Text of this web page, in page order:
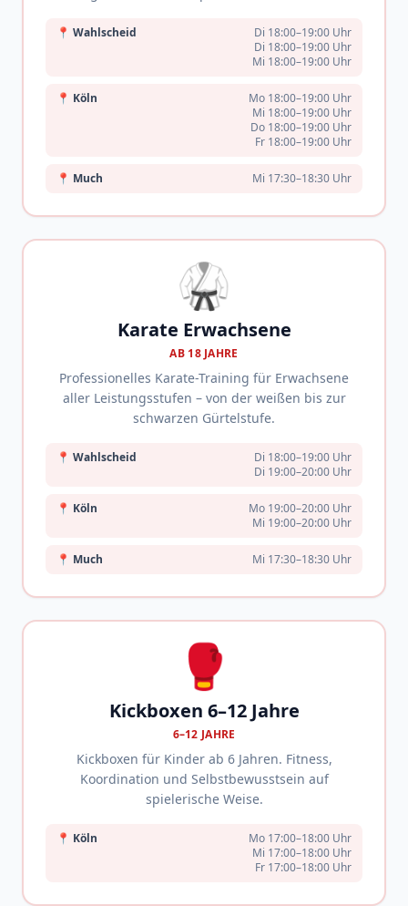
📍 Wahlscheid
Di 18:00–19:00 Uhr
Di 18:00–19:00 Uhr
Mi 18:00–19:00 Uhr
📍 Köln
Mo 18:00–19:00 Uhr
Mi 18:00–19:00 Uhr
Do 18:00–19:00 Uhr
Fr 18:00–19:00 Uhr
📍 Much Mi 17:30–18:30 Uhr
🥋
Karate Erwachsene
AB 18 JAHRE
Professionelles Karate-Training für Erwachsene
aller Leistungsstufen – von der weißen bis zur
schwarzen Gürtelstufe.
📍 Wahlscheid
Di 18:00–19:00 Uhr
Di 19:00–20:00 Uhr
📍 Köln
Mo 19:00–20:00 Uhr
Mi 19:00–20:00 Uhr
📍 Much Mi 17:30–18:30 Uhr
🥊
Kickboxen 6–12 Jahre
6–12 JAHRE
Kickboxen für Kinder ab 6 Jahren. Fitness,
Koordination und Selbstbewusstsein auf
spielerische Weise.
📍 Köln
Mo 17:00–18:00 Uhr
Mi 17:00–18:00 Uhr
Fr 17:00–18:00 Uhr